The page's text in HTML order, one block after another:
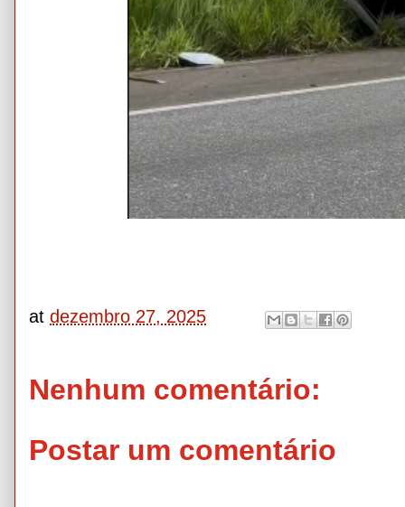
at dezembro 27, 2025
Nenhum comentário:
Postar um comentário